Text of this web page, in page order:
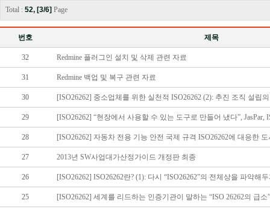
Total : 52, [3/6] Page
번호 제목
32 Redmine 플러그인 설치 및 삭제 관련 자료
31 Redmine 백업 및 복구 관련 자료
30 [ISO26262] 중소업체를 위한 실천적 ISO26262 (2): 추진 조직 설립
29 [ISO26262] “현장에서 사용할 수 있는 도구로 만들어 냈다”, JasPar,
28 [ISO26262] 자동차 전용 기능 안전 국제 규격 ISO26262에 대응한
27 2013년 SW사업대가산정가이드 개정판 최종
26 [ISO26262] ISO26262란? (1): 다시 “ISO26262”의 전체상을 파악해
25 [ISO26262] 세계를 리드하는 인증기관이 말하는 “ISO 26262의 급소”